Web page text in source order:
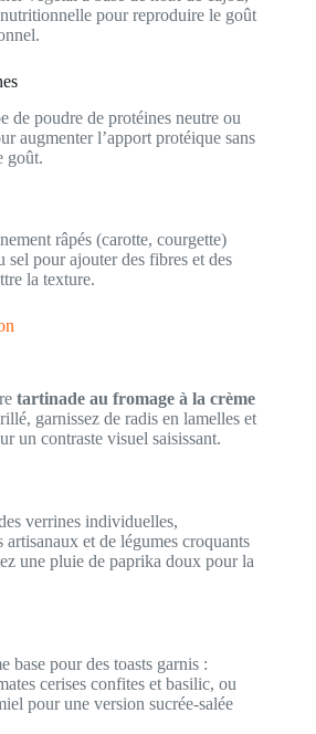
pour reproduire le goût
de poudre de protéines neutre ou
augmenter l’apport protéique sans
goût.
râpés (carotte, courgette)
sel pour ajouter des fibres et des
la texture.
tartinade au fromage à la crème
garnissez de radis en lamelles et
un contraste visuel saisissant.
verrines individuelles,
artisanaux et de légumes croquants
une pluie de paprika doux pour la
base pour des toasts garnis :
cerises confites et basilic, ou
pour une version sucrée-salée